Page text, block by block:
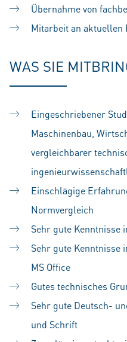
Übernahme von
Mitarbeit an aktuellen
WAS SIE
Eingeschriebener
Maschinenbau,
vergleichbarer
Einschlägige
Normvergleich
Sehr gute Kenntnisse
Sehr gute Kenntnisse
MS Office
Gutes technisches
Sehr gute Deutsch-
und Schrift